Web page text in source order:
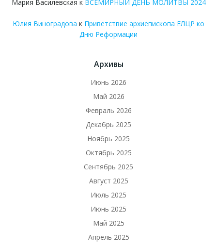
Мария Василевская к ВСЕМИРНЫЙ ДЕНЬ МОЛИТВЫ 2024
Юлия Виноградова к Приветствие архиепископа ЕЛЦР ко
Дню Реформации
Архивы
Июнь 2026
Май 2026
Февраль 2026
Декабрь 2025
Ноябрь 2025
Октябрь 2025
Сентябрь 2025
Август 2025
Июль 2025
Июнь 2025
Май 2025
Апрель 2025